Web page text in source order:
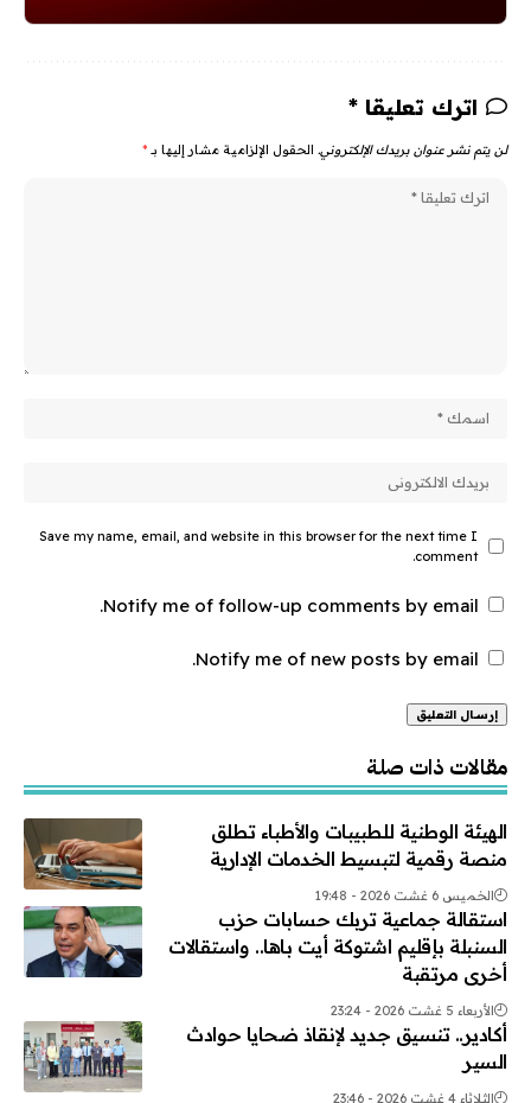
اترك تعليقا *
لن يتم نشر عنوان بريدك الإلكتروني. الحقول الإلزامية مشار إليها بـ *
Save my name, email, and website in this browser for the next time I
comment.
Notify me of follow-up comments by email.
Notify me of new posts by email.
مقالات ذات صلة
الهيئة الوطنية للطبيبات والأطباء تطلق
منصة رقمية لتبسيط الخدمات الإدارية
الخميس 6 غشت 2026 - 19:48
استقالة جماعية تربك حسابات حزب
السنبلة بإقليم اشتوكة أيت باها.. واستقالات
أخرى مرتقبة
الأربعاء 5 غشت 2026 - 23:24
أكادير.. تنسيق جديد لإنقاذ ضحايا حوادث
السير
الثلاثاء 4 غشت 2026 - 23:46